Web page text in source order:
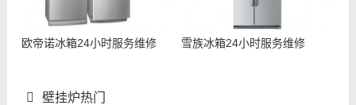
欧帝诺冰箱24小时服务维修 雪族冰箱24小时服务维修
壁挂炉热门